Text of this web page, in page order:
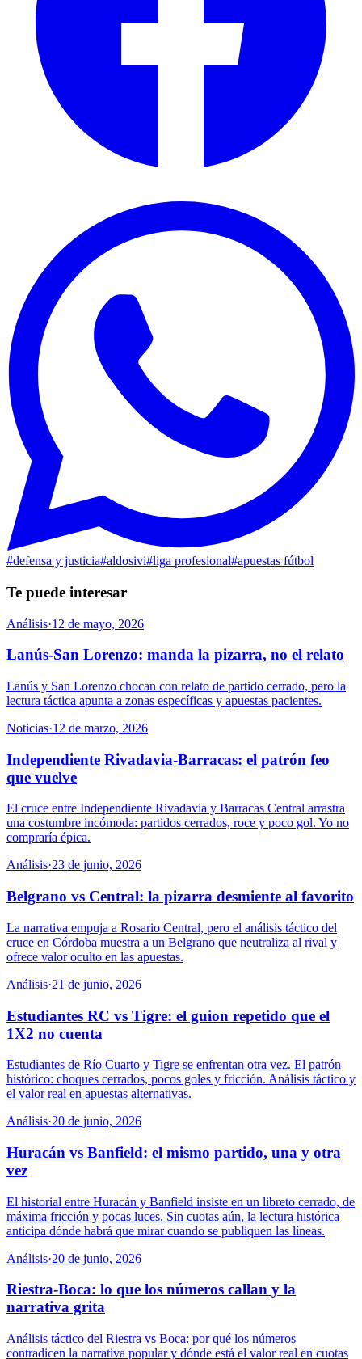
#defensa y justicia#aldosivi#liga profesional#apuestas fútbol
Te puede interesar
Análisis·12 de mayo, 2026
Lanús-San Lorenzo: manda la pizarra, no el relato
Lanús y San Lorenzo chocan con relato de partido cerrado, pero la
lectura táctica apunta a zonas específicas y apuestas pacientes.
Noticias·12 de marzo, 2026
Independiente Rivadavia-Barracas: el patrón feo
que vuelve
El cruce entre Independiente Rivadavia y Barracas Central arrastra
una costumbre incómoda: partidos cerrados, roce y poco gol. Yo no
compraría épica.
Análisis·23 de junio, 2026
Belgrano vs Central: la pizarra desmiente al favorito
La narrativa empuja a Rosario Central, pero el análisis táctico del
cruce en Córdoba muestra a un Belgrano que neutraliza al rival y
ofrece valor oculto en las apuestas.
Análisis·21 de junio, 2026
Estudiantes RC vs Tigre: el guion repetido que el
1X2 no cuenta
Estudiantes de Río Cuarto y Tigre se enfrentan otra vez. El patrón
histórico: choques cerrados, pocos goles y fricción. Análisis táctico y
el valor real en apuestas alternativas.
Análisis·20 de junio, 2026
Huracán vs Banfield: el mismo partido, una y otra
vez
El historial entre Huracán y Banfield insiste en un libreto cerrado, de
máxima fricción y pocas luces. Sin cuotas aún, la lectura histórica
anticipa dónde habrá que mirar cuando se publiquen las líneas.
Análisis·20 de junio, 2026
Riestra-Boca: lo que los números callan y la
narrativa grita
Análisis táctico del Riestra vs Boca: por qué los números
contradicen la narrativa popular y dónde está el valor real en cuotas